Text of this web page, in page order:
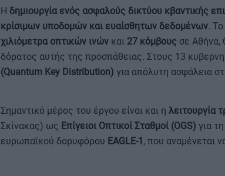
Η δημιουργία ενός ασφαλούς δικτύου κβαντικής
κρίσιμων υποδομών και ευαίσθητων δεδομένων. Το
χιλιόμετρα οπτικών ινώνκαι 27 κόμβουςσε Αθήνα,
δόρατος αυτής της προσπάθειας. Στους 13
(Quantum Key Distribution) για απόλυτη ασφάλεια
Σημαντικό μέρος του έργου είναι και η λειτουργία
Σκίνακας) ως Επίγειοι Οπτικοί Σταθμοί (OGS) για
ευρωπαϊκού δορυφόρου EAGLE-1 , που αναμένεται